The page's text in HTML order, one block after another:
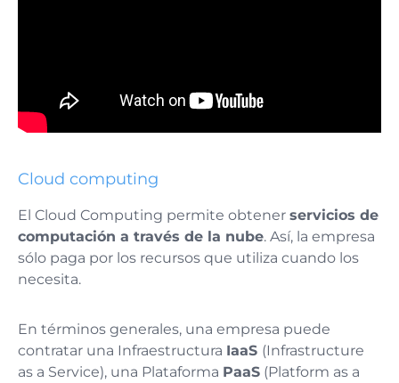
Cloud computing
El Cloud Computing permite obtener servicios de
computación a través de la nube. Así, la empresa
sólo paga por los recursos que utiliza cuando los
necesita.
En términos generales, una empresa puede
contratar una Infraestructura IaaS (Infrastructure
as a Service), una Plataforma PaaS (Platform as a